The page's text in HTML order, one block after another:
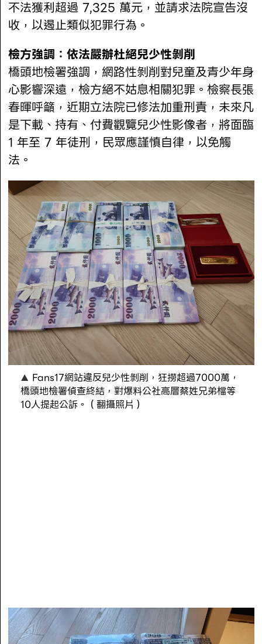
不法獲利超過 7,325 萬元，並請求法院宣告沒
收，以遏止類似犯罪行為。
檢方強調：依法嚴辦杜絕兒少性剝削
橋頭地檢署強調，網路性剝削對兒童及青少年身
心影響深遠，檢方絕不姑息相關犯罪。檢察長張
春暉呼籲，近期立法院已修法加重刑責，未來凡
是下載、持有、付費觀覽兒少性影像者，將面臨
1 年至 7 年徒刑，民眾應謹慎自律，以免觸
法。
Fans17網站違反兒少性剝削，狂撈超過7000萬，
橋頭地檢署偵查終結，對爆料公社高層蔡姓兄弟檔等
10人提起公訴。（翻攝照片）